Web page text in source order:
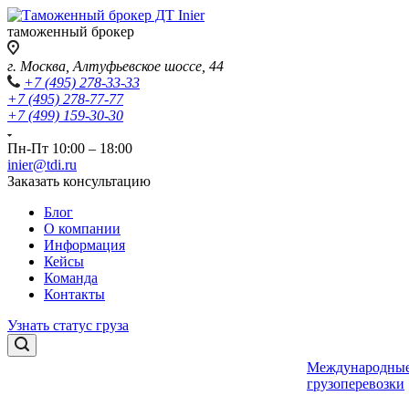
таможенный брокер
г. Москва, Алтуфьевское шоссе, 44
+7 (495) 278-33-33
+7 (495) 278-77-77
+7 (499) 159-30-30
Пн-Пт 10:00 – 18:00
inier@tdi.ru
Заказать консультацию
Блог
О компании
Информация
Кейсы
Команда
Контакты
Узнать статус груза
грузоперевозки